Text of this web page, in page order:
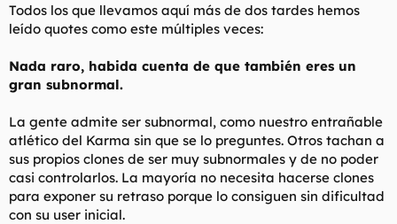
d
e
t
e
i
c
o
Todos los que llevamos aquí más de dos tardes hemos
leído quotes como este múltiples veces:
Nada raro, habida cuenta de que también eres un
gran subnormal.
La gente admite ser subnormal, como nuestro entrañable
atlético del Karma sin que se lo preguntes. Otros tachan a
sus propios clones de ser muy subnormales y de no poder
casi controlarlos. La mayoría no necesita hacerse clones
para exponer su retraso porque lo consiguen sin dificultad
con su user inicial.